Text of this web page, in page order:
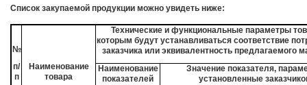
Список закупаемой продукции можно увидеть ниже:
№
п/
п
Наименование
товара
Технические и функциональные параметры
которым будут устанавливаться соответствие
заказчика или эквивалентность предлагаемого
Наименование
показателей
Значение показателя,
установленные